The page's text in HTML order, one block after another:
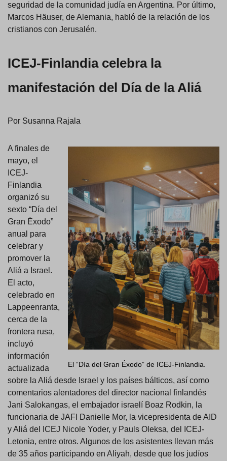
seguridad de la comunidad judía en Argentina. Por último,
Marcos Häuser, de Alemania, habló de la relación de los
cristianos con Jerusalén.
ICEJ-Finlandia celebra la
manifestación del Día de la Aliá
Por Susanna Rajala
El “Día del Gran Éxodo” de ICEJ-Finlandia.
A finales de
mayo, el
ICEJ-
Finlandia
organizó su
sexto “Día del
Gran Éxodo”
anual para
celebrar y
promover la
Aliá a Israel.
El acto,
celebrado en
Lappeenranta,
cerca de la
frontera rusa,
incluyó
información
actualizada
sobre la Aliá desde Israel y los países bálticos, así como
comentarios alentadores del director nacional finlandés
Jani Salokangas, el embajador israelí Boaz Rodkin, la
funcionaria de JAFI Danielle Mor, la vicepresidenta de AID
y Aliá del ICEJ Nicole Yoder, y Pauls Oleksa, del ICEJ-
Letonia, entre otros. Algunos de los asistentes llevan más
de 35 años participando en Aliyah, desde que los judíos